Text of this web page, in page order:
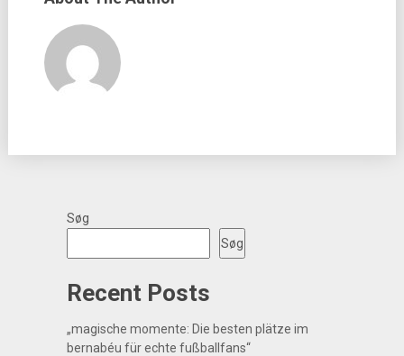
Søg
Søg
Recent Posts
„magische momente: Die besten plätze im
bernabéu für echte fußballfans“